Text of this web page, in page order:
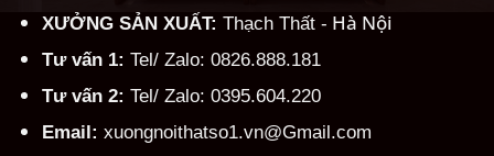
XƯỞNG SẢN XUẤT: Thạch Thất - Hà Nội
Tư vấn 1: Tel/ Zalo: 0826.888.181
Tư vấn 2: Tel/ Zalo: 0395.604.220
Email: xuongnoithatso1.vn@Gmail.com